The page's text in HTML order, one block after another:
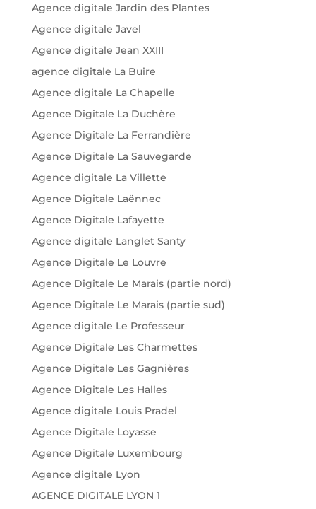
Agence digitale Jardin des Plantes
Agence digitale Javel
Agence digitale Jean XXIII
agence digitale La Buire
Agence digitale La Chapelle
Agence Digitale La Duchère
Agence Digitale La Ferrandière
Agence Digitale La Sauvegarde
Agence digitale La Villette
Agence Digitale Laënnec
Agence Digitale Lafayette
Agence digitale Langlet Santy
Agence Digitale Le Louvre
Agence Digitale Le Marais (partie nord)
Agence Digitale Le Marais (partie sud)
Agence digitale Le Professeur
Agence Digitale Les Charmettes
Agence Digitale Les Gagnières
Agence Digitale Les Halles
Agence digitale Louis Pradel
Agence Digitale Loyasse
Agence Digitale Luxembourg
Agence digitale Lyon
AGENCE DIGITALE LYON 1